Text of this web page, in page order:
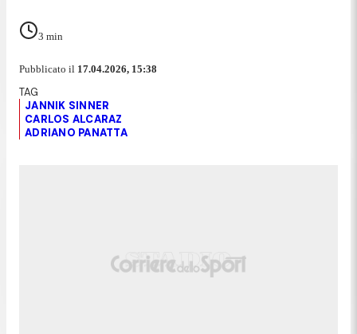
3 min
Pubblicato il 17.04.2026, 15:38
JANNIK SINNER
CARLOS ALCARAZ
ADRIANO PANATTA